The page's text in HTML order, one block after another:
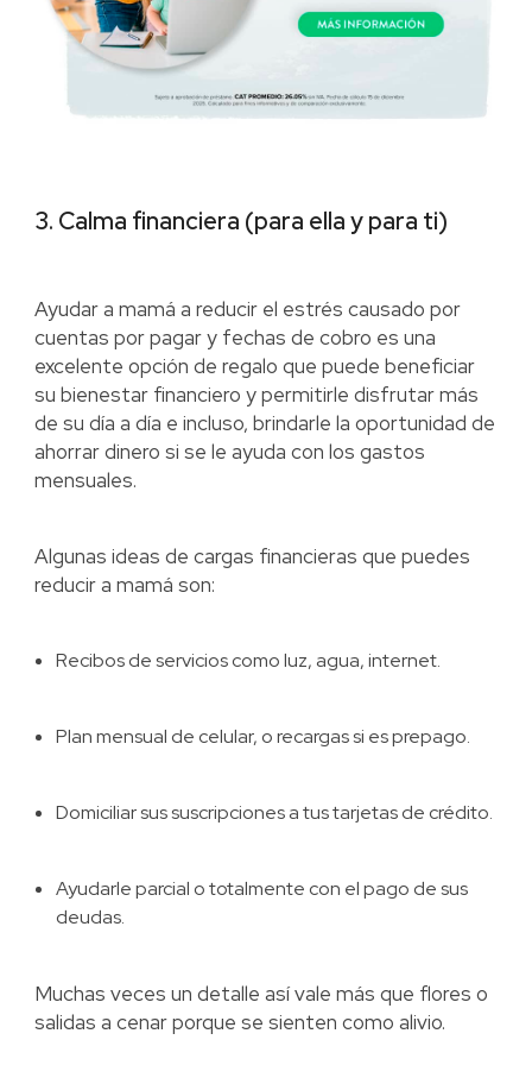
3. Calma financiera (para ella y para ti)
Ayudar a mamá a reducir el estrés causado por
cuentas por pagar y fechas de cobro es una
excelente opción de regalo que puede beneficiar
su bienestar financiero y permitirle disfrutar más
de su día a día e incluso, brindarle la oportunidad de
ahorrar dinero si se le ayuda con los gastos
mensuales.
Algunas ideas de cargas financieras que puedes
reducir a mamá son:
Recibos de servicios como luz, agua, internet.
Plan mensual de celular, o recargas si es prepago.
Domiciliar sus suscripciones a tus tarjetas de crédito.
Ayudarle parcial o totalmente con el pago de sus
deudas.
Muchas veces un detalle así vale más que flores o
salidas a cenar porque se sienten como alivio.